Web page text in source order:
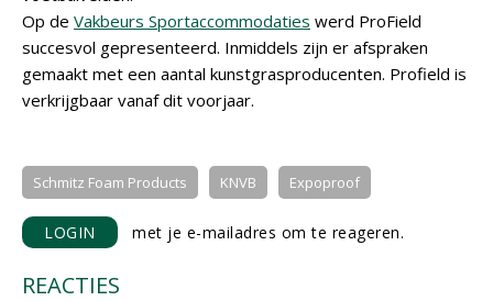
Op de Vakbeurs Sportaccommodaties werd ProField
succesvol gepresenteerd. Inmiddels zijn er afspraken
gemaakt met een aantal kunstgrasproducenten. Profield is
verkrijgbaar vanaf dit voorjaar.
Schmitz Foam Products KNVB Expoproof
LOGIN met je e-mailadres om te reageren.
REACTIES